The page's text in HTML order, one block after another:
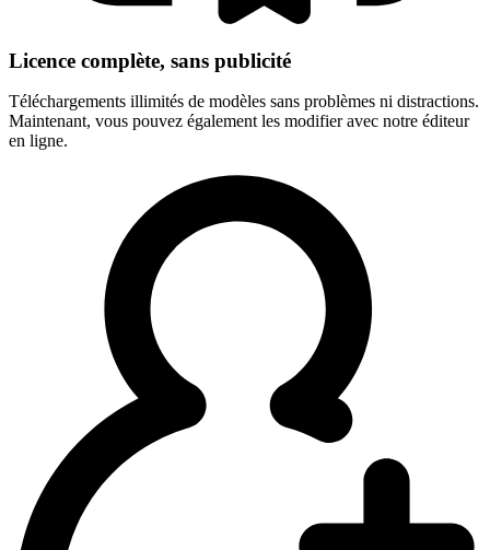
Licence complète, sans publicité
Téléchargements illimités de modèles sans problèmes ni distractions.
Maintenant, vous pouvez également les modifier avec notre éditeur
en ligne.